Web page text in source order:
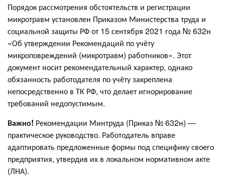
Порядок рассмотрения обстоятельств и регистрации
микротравм установлен Приказом Министерства труда и
социальной защиты РФ от 15 сентября 2021 года № 632н
«Об утверждении Рекомендаций по учёту
микроповреждений (микротравм) работников». Этот
документ носит рекомендательный характер, однако
обязанность работодателя по учёту закреплена
непосредственно в ТК РФ, что делает игнорирование
требований недопустимым.
Важно! Рекомендации Минтруда (Приказ № 632н) —
практическое руководство. Работодатель вправе
адаптировать предложенные формы под специфику своего
предприятия, утвердив их в локальном нормативном акте
(ЛНА).